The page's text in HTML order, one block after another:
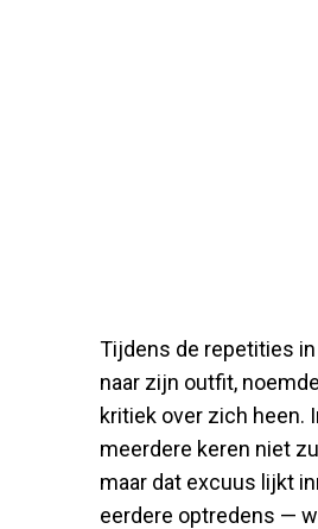
Tijdens de repetities
naar zijn outfit,
kritiek over zich heen.
meerdere keren niet
maar dat excuus lijkt
eerdere optredens —